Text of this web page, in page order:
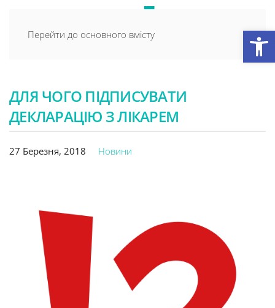
Перейти до основного вмісту
ДЛЯ ЧОГО ПІДПИСУВАТИ
ДЕКЛАРАЦІЮ З ЛІКАРЕМ
27 Березня, 2018 Новини